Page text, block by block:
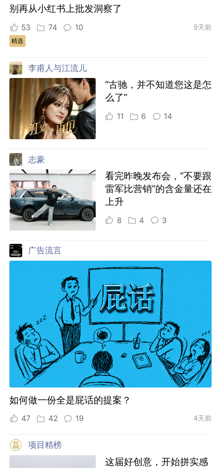
别再从小红书上批发洞察了
53 74 10 9天前
精选
李甫人与江流儿
“古驰，并不知道您这是怎
么了”
11 6 14
志豪
看完昨晚发布会，“不要跟
雷军比营销”的含金量还在
上升
8 4 3
广告流言
如何做一份全是屁话的提案？
47 42 19 4天前
项目精榜
这届好创意，开始拼实感